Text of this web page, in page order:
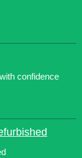
confidence